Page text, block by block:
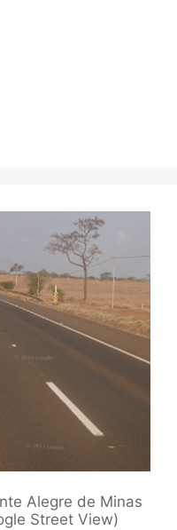
Alegre de Minas
Street View)